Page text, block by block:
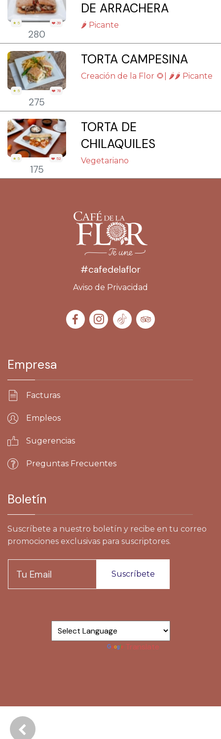
★ 5 ❤️ 39
280
DE ARRACHERA
🌶 Picante
★ 5 ❤️ 78
275
TORTA CAMPESINA
Creación de la Flor 🌻| 🌶🌶 Picante
★ 5 ❤️ 52
175
TORTA DE
CHILAQUILES
Vegetariano
#cafedelaflor
Aviso de Privacidad
Empresa
Facturas
Empleos
Sugerencias
Preguntas Frecuentes
Boletín
Suscríbete a nuestro boletín y recibe en tu correo
promociones exclusivas para suscriptores.
Suscríbete
Translate